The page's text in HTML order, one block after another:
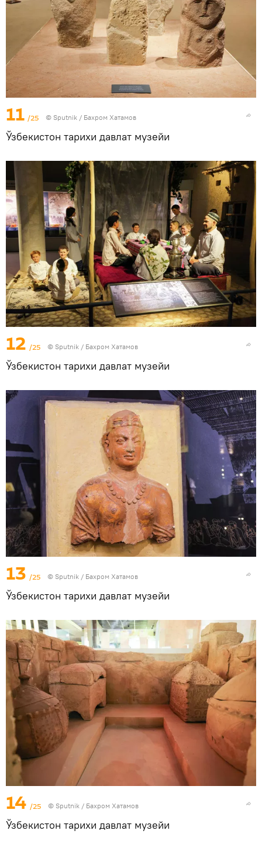
11 /25 © Sputnik / Бахром Хатамов
Ўзбекистон тарихи давлат музейи
12 /25 © Sputnik / Бахром Хатамов
Ўзбекистон тарихи давлат музейи
13 /25 © Sputnik / Бахром Хатамов
Ўзбекистон тарихи давлат музейи
14 /25 © Sputnik / Бахром Хатамов
Ўзбекистон тарихи давлат музейи